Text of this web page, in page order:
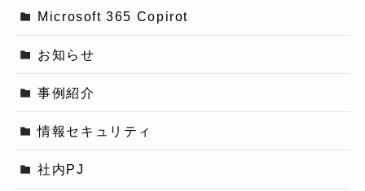
Microsoft 365 Copirot
お知らせ
事例紹介
情報セキュリティ
社内PJ